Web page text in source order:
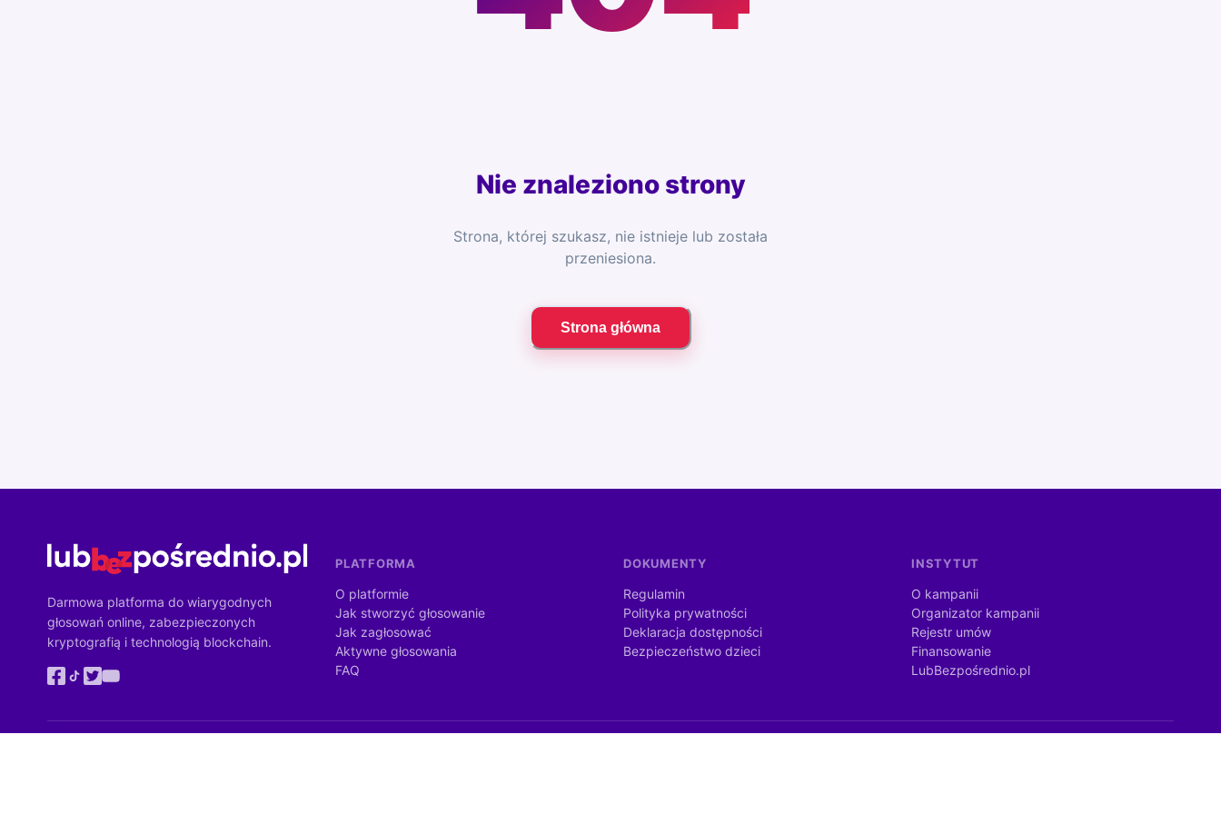
Nie znaleziono strony
Strona, której szukasz, nie istnieje lub została
przeniesiona.
Strona główna
Darmowa platforma do wiarygodnych
głosowań online, zabezpieczonych
kryptografią i technologią blockchain.
PLATFORMA
O platformie
Jak stworzyć głosowanie
Jak zagłosować
Aktywne głosowania
FAQ
DOKUMENTY
Regulamin
Polityka prywatności
Deklaracja dostępności
Bezpieczeństwo dzieci
INSTYTUT
O kampanii
Organizator kampanii
Rejestr umów
Finansowanie
LubBezpośrednio.pl